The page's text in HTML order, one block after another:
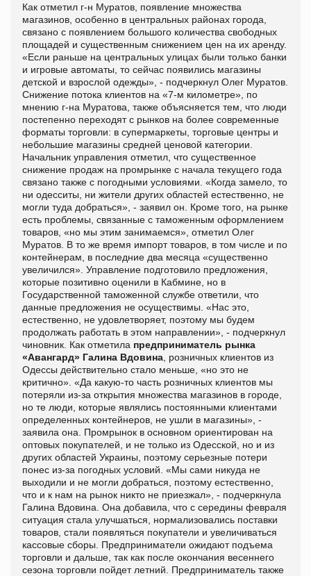
Как отметил г-н Муратов, появление множества
магазинов, особенно в центральных районах города,
связано с появлением большого количества свободных
площадей и существенным снижением цен на их аренду.
«Если раньше на центральных улицах были только банки
и игровые автоматы, то сейчас появились магазины
детской и взрослой одежды», - подчеркнул Олег Муратов.
Снижение потока клиентов на «7-м километре», по
мнению г-на Муратова, также объясняется тем, что люди
постепенно переходят с рынков на более современные
форматы торговли: в супермаркеты, торговые центры и
небольшие магазины средней ценовой категории.
Начальник управления отметил, что существенное
снижение продаж на промрынке с начала текущего года
связано также с погодными условиями. «Когда замело, то
ни одесситы, ни жители других областей естественно, не
могли туда добраться», - заявил он. Кроме того, на рынке
есть проблемы, связанные с таможенным оформлением
товаров, «но мы этим занимаемся», отметил Олег
Муратов. В то же время импорт товаров, в том числе и по
контейнерам, в последние два месяца «существенно
увеличился». Управление подготовило предложения,
которые позитивно оценили в Кабмине, но в
Государственной таможенной службе ответили, что
данные предложения не осуществимы. «Нас это,
естественно, не удовлетворяет, поэтому мы будем
продолжать работать в этом направлении», - подчеркнул
чиновник. Как отметила предприниматель рынка
«Авангард» Галина Вдовина , розничных клиентов из
Одессы действительно стало меньше, «но это не
критично». «Да какую-то часть розничных клиентов мы
потеряли из-за открытия множества магазинов в городе,
но те люди, которые являлись постоянными клиентами
определенных контейнеров, не ушли в магазины», -
заявила она. Промрынок в основном ориентирован на
оптовых покупателей, и не только из Одесской, но и из
других областей Украины, поэтому серьезные потери
понес из-за погодных условий. «Мы сами никуда не
выходили и не могли добраться, поэтому естественно,
что и к нам на рынок никто не приезжал», - подчеркнула
Галина Вдовина. Она добавила, что с середины февраля
ситуация стала улучшаться, нормализовались поставки
товаров, стали появляться покупатели и увеличиваться
кассовые сборы. Предприниматели ожидают подъема
торговли и дальше, так как после окончания весеннего
сезона торговли пойдет летний. Предприниматель также